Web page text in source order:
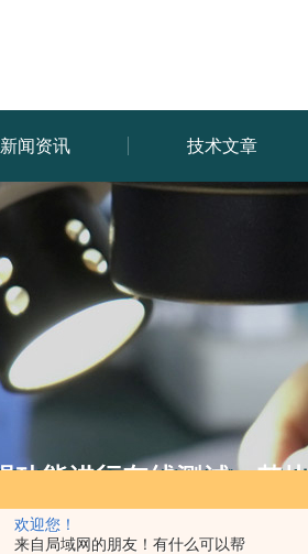
欢迎您！
来自局域网的朋友！有什么可以帮
新闻资讯 技术文章